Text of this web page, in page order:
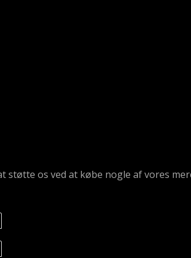
os ved at købe nogle af vores